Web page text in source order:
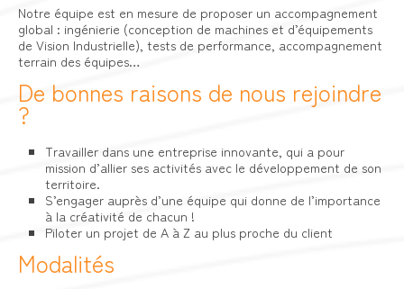
Notre équipe est en mesure de proposer un accompagnement
global : ingénierie (conception de machines et d’équipements
de Vision Industrielle), tests de performance, accompagnement
terrain des équipes…
De bonnes raisons de nous rejoindre
?
Travailler dans une entreprise innovante, qui a pour
mission d’allier ses activités avec le développement de son
territoire.
S’engager auprès d’une équipe qui donne de l’importance
à la créativité de chacun !
Piloter un projet de A à Z au plus proche du client
Modalités